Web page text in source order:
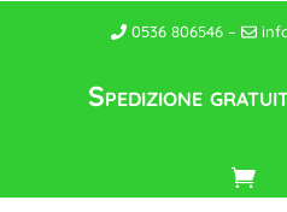
0536 806546 –
Spedizione